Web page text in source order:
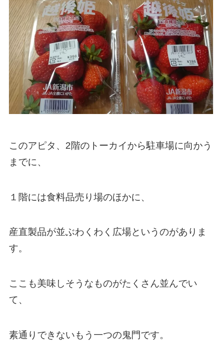
このアピタ、2階のトーカイから駐車場に向かう
までに、
１階には食料品売り場のほかに、
産直製品が並ぶわくわく広場というのがありま
す。
ここも美味しそうなものがたくさん並んでい
て、
素通りできないもう一つの鬼門です。